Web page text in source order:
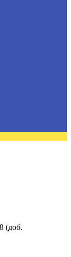
(доб.